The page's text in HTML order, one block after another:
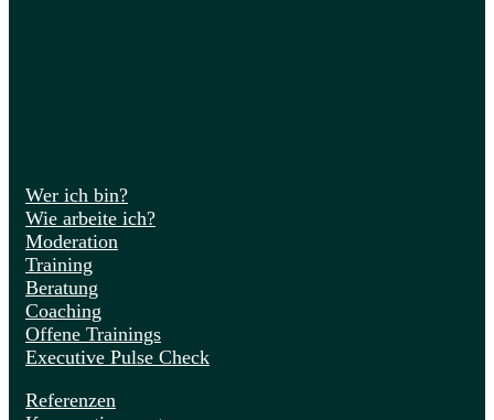
Wer ich bin?
Wie arbeite ich?
Moderation
Training
Beratung
Coaching
Offene Trainings
Executive Pulse Check
Referenzen